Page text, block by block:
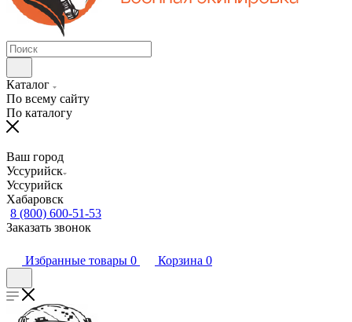
Каталог
По всему сайту
По каталогу
Ваш город
Уссурийск
Уссурийск
Хабаровск
8 (800) 600-51-53
Заказать звонок
Избранные товары 0 Корзина 0